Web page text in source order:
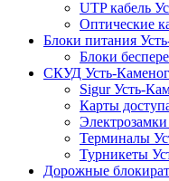
UTP кабель
Оптические
Блоки питания
Блоки
СКУД Усть-
Sigur Усть-
Карты
Терминалы
Турникеты
Дорожные